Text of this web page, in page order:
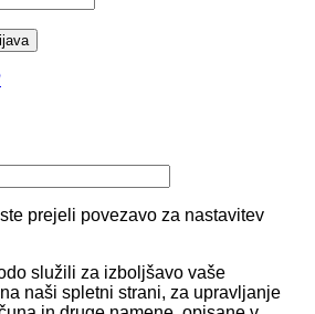
prejeli povezavo za nastavitev
služili za izboljšavo vaše
naši spletni strani, za upravljanje